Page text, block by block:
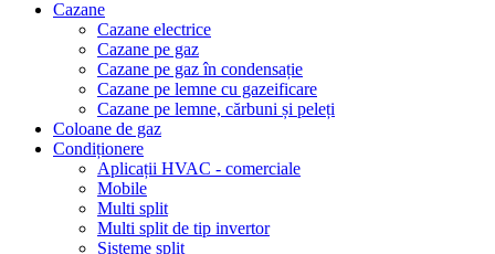
Cazane
Cazane electrice
Cazane pe gaz
Cazane pe gaz în condensație
Cazane pe lemne cu gazeificare
Cazane pe lemne, cărbuni și peleți
Coloane de gaz
Condiționere
Aplicații HVAC - comerciale
Mobile
Multi split
Multi split de tip invertor
Sisteme split